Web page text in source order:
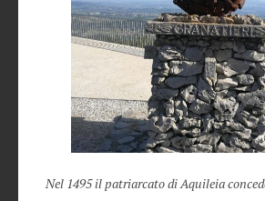
Nel 1495 il patriarcato di Aquileia